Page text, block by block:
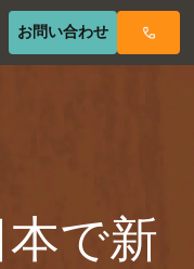
お問い合わせ(opens in
本で新